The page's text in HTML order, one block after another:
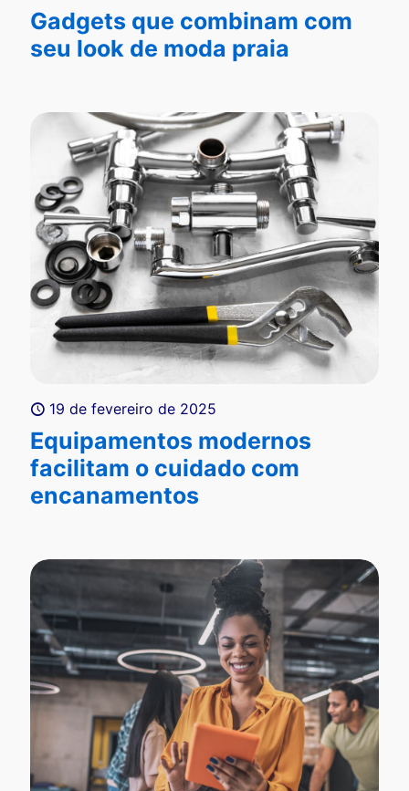
Gadgets que combinam com
seu look de moda praia
19 de fevereiro de 2025
Equipamentos modernos
facilitam o cuidado com
encanamentos